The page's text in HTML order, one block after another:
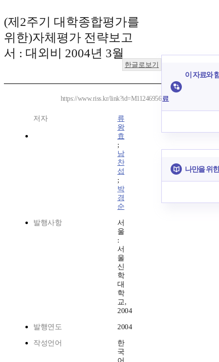
(제2주기 대학종합평가를
위한)자체평가 전략보고
서 : 대외비 2004년 3월
한글로보기
https://www.riss.kr/link?id=M11246956
저자
류
왕
효
;
남
찬
섭
;
박
경
순
발행사항
서
울
:
서
울
신
학
대
학
교,
2004
발행연도 2004
작성언어
한
국
이 자료와
료
나만을 위